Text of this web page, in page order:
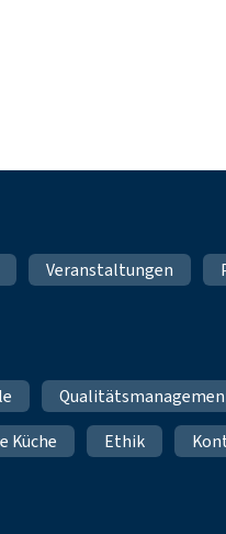
Veranstaltungen
Küche Ethik